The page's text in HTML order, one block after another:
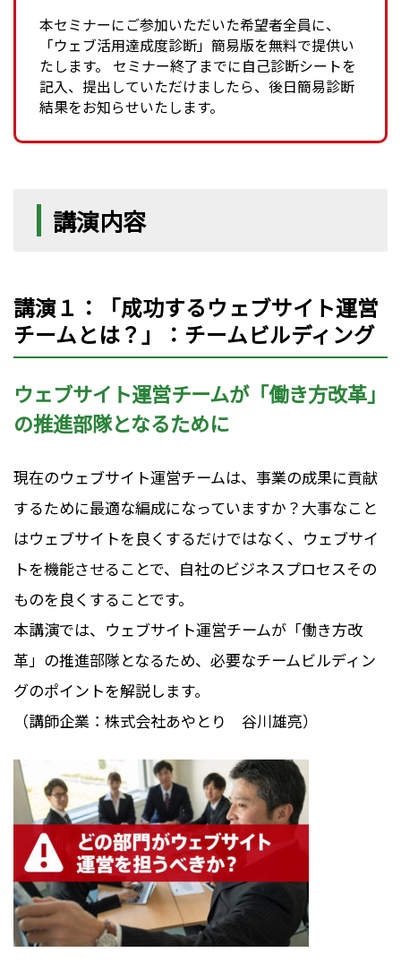
本セミナーにご参加いただいた希望者全員に、
「ウェブ活用達成度診断」簡易版を無料で提供い
たします。 セミナー終了までに自己診断シートを
記入、提出していただけましたら、後日簡易診断
結果をお知らせいたします。
講演内容
講演１：「成功するウェブサイト運営
チームとは？」：チームビルディング
ウェブサイト運営チームが「働き方改革」
の推進部隊となるために
現在のウェブサイト運営チームは、事業の成果に貢献
するために最適な編成になっていますか？大事なこと
はウェブサイトを良くするだけではなく、ウェブサイ
トを機能させることで、自社のビジネスプロセスその
ものを良くすることです。
本講演では、ウェブサイト運営チームが「働き方改
革」の推進部隊となるため、必要なチームビルディン
グのポイントを解説します。
（講師企業：株式会社あやとり 谷川雄亮）